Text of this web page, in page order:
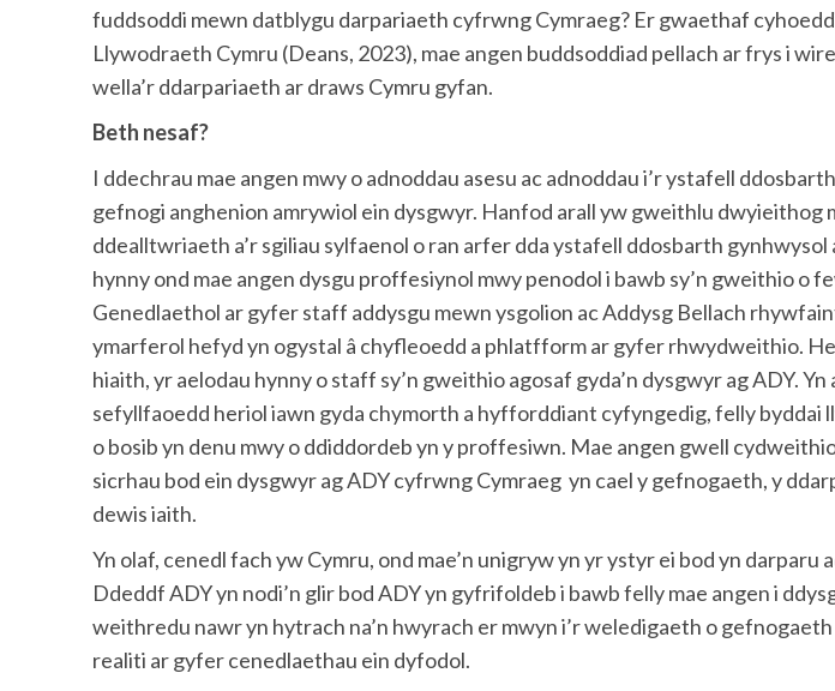
fuddsoddi mewn datblygu darpariaeth cyfrwng Cymraeg? Er gwaethaf
Llywodraeth Cymru (Deans, 2023), mae angen buddsoddiad pellach ar frys i
wella’r ddarpariaeth ar draws Cymru gyfan.
Beth nesaf?
I ddechrau mae angen mwy o adnoddau asesu ac adnoddau i’r ystafell
gefnogi anghenion amrywiol ein dysgwyr. Hanfod arall yw gweithlu
ddealltwriaeth a’r sgiliau sylfaenol o ran arfer dda ystafell ddosbarth
hynny ond mae angen dysgu proffesiynol mwy penodol i bawb sy’n gweithio o
Genedlaethol ar gyfer staff addysgu mewn ysgolion ac Addysg Bellach
ymarferol hefyd yn ogystal â chyfleoedd a phlatfform ar gyfer rhwydweithio.
hiaith, yr aelodau hynny o staff sy’n gweithio agosaf gyda’n dysgwyr ag ADY.
sefyllfaoedd heriol iawn gyda chymorth a hyfforddiant cyfyngedig, felly
o bosib yn denu mwy o ddiddordeb yn y proffesiwn. Mae angen gwell
sicrhau bod ein dysgwyr ag ADY cyfrwng Cymraeg yn cael y gefnogaeth, y
dewis iaith.
Yn olaf, cenedl fach yw Cymru, ond mae’n unigryw yn yr ystyr ei bod yn
Ddeddf ADY yn nodi’n glir bod ADY yn gyfrifoldeb i bawb felly mae angen i
weithredu nawr yn hytrach na’n hwyrach er mwyn i’r weledigaeth o
realiti ar gyfer cenedlaethau ein dyfodol.